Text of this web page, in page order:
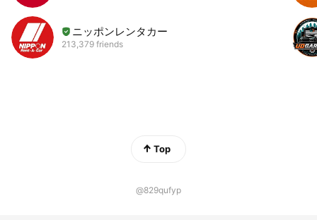
ニッポンレンタカー
213,379 friends
Top
@829qufyp